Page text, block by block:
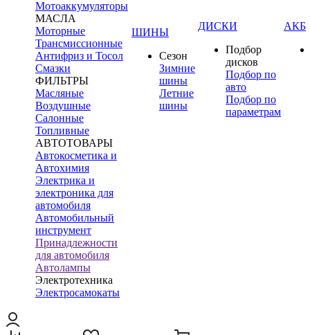
Мотоаккумуляторы
МАСЛА
Моторные
Трансмиссионные
Антифриз и Тосол
Смазки
ФИЛЬТРЫ
Масляные
Воздушные
Салонные
Топливные
АВТОТОВАРЫ
Автокосметика и
Автохимия
Электрика и
электроника для
автомобиля
Автомобильный
инструмент
Принадлежности
для автомобиля
Автолампы
Электротехника
Электросамокаты
ШИНЫ
Сезон
Зимние
шины
Летние
шины
ДИСКИ
Подбор
дисков
Подбор по
авто
Подбор по
параметрам
АКБ